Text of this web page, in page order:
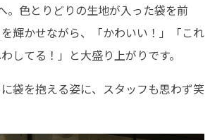
。色とりどりの生地が入った袋を前
輝かせながら、「かわいい！」「これ
してる！」と大盛り上がりです。
袋を抱える姿に、スタッフも思わず笑